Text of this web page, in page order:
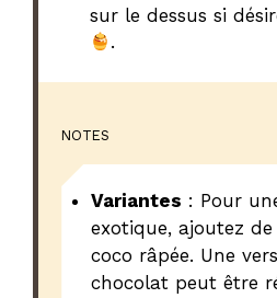
sur le dessus si
.
NOTES
Variantes : Pour
exotique, ajoutez
coco râpée. Une
chocolat peut être